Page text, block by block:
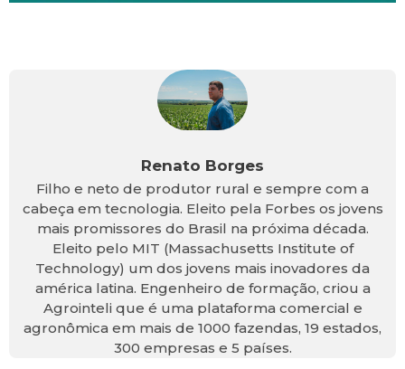
Renato Borges
Filho e neto de produtor rural e sempre com a
cabeça em tecnologia. Eleito pela Forbes os jovens
mais promissores do Brasil na próxima década.
Eleito pelo MIT (Massachusetts Institute of
Technology) um dos jovens mais inovadores da
américa latina. Engenheiro de formação, criou a
Agrointeli que é uma plataforma comercial e
agronômica em mais de 1000 fazendas, 19 estados,
300 empresas e 5 países.